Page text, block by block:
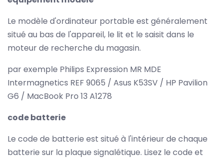
Le modèle d'ordinateur portable est généralement
situé au bas de l'appareil, le lit et le saisit dans le
moteur de recherche du magasin.
par exemple Philips Expression MR MDE
Intermagnetics REF 9065 / Asus K53SV / HP Pavilion
G6 / MacBook Pro 13 A1278
code batterie
Le code de batterie est situé à l'intérieur de chaque
batterie sur la plaque signalétique. Lisez le code et